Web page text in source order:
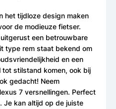
het tijdloze design maken
de modieuze fietser.
een betrouwbare
type rem staat bekend om
en een
stilstand komen, ook bij
gedacht! Neem
7 versnellingen. Perfect
Je kan altijd op de juiste